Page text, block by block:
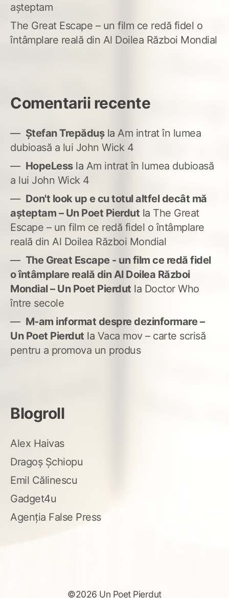
așteptam
The Great Escape – un film ce redă fidel o
întâmplare reală din Al Doilea Război Mondial
Comentarii recente
Ștefan Trepădușla Am intrat în lumea
dubioasă a lui John Wick 4
HopeLessla Am intrat în lumea dubioasă
a lui John Wick 4
Don't look up e cu totul altfel decât mă
așteptam – Un Poet Pierdut la The Great
Escape – un film ce redă fidel o întâmplare
reală din Al Doilea Război Mondial
The Great Escape - un film ce redă fidel
o întâmplare reală din Al Doilea Război
Mondial – Un Poet Pierdut la Doctor Who
între secole
M-am informat despre dezinformare –
Un Poet Pierdut la Vaca mov – carte scrisă
pentru a promova un produs
Blogroll
Alex Haivas
Dragoș Șchiopu
Emil Călinescu
Gadget4u
Agenția False Press
©2026 Un Poet Pierdut